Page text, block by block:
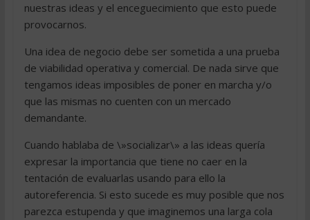
nuestras ideas y el enceguecimiento que esto puede
provocarnos.
Una idea de negocio debe ser sometida a una prueba
de viabilidad operativa y comercial. De nada sirve que
tengamos ideas imposibles de poner en marcha y/o
que las mismas no cuenten con un mercado
demandante.
Cuando hablaba de \»socializar\» a las ideas quería
expresar la importancia que tiene no caer en la
tentación de evaluarlas usando para ello la
autoreferencia. Si esto sucede es muy posible que nos
parezca estupenda y que imaginemos una larga cola